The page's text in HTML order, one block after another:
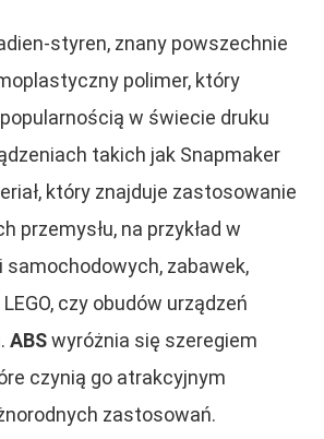
styren, znany powszechnie
polimer, który
w świecie druku
takich jak Snapmaker
który znajduje zastosowanie
przemysłu, na przykład w
samochodowych, zabawek,
czy obudów urządzeń
ABSwyróżnia się szeregiem
czynią go atrakcyjnym
zastosowań.